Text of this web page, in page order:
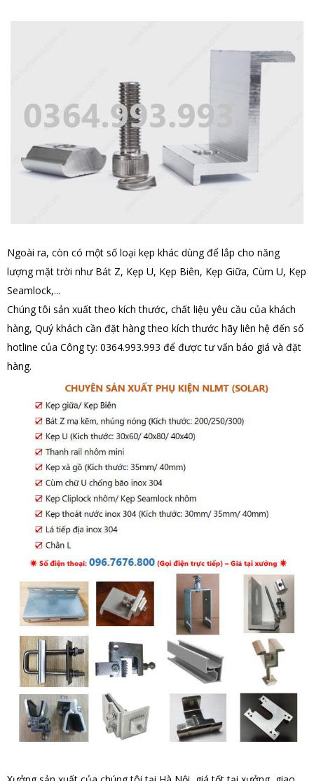
Ngoài ra, còn có một số loại kẹp khác dùng để lắp cho năng
lượng mặt trời như Bát Z, Kẹp U, Kẹp Biên, Kẹp Giữa, Cùm U, Kẹp
Seamlock,...
Chúng tôi sản xuất theo kích thước, chất liệu yêu cầu của khách
hàng, Quý khách cần đặt hàng theo kích thước hãy liên hệ đến số
hotline của Công ty: 0364.993.993 để được tư vấn báo giá và đặt
hàng.